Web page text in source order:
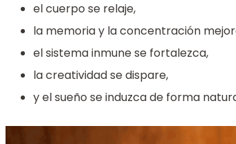
el cuerpo se relaje,
la memoria y la concentración
el sistema inmune se fortalezca,
la creatividad se dispare,
y el sueño se induzca de forma